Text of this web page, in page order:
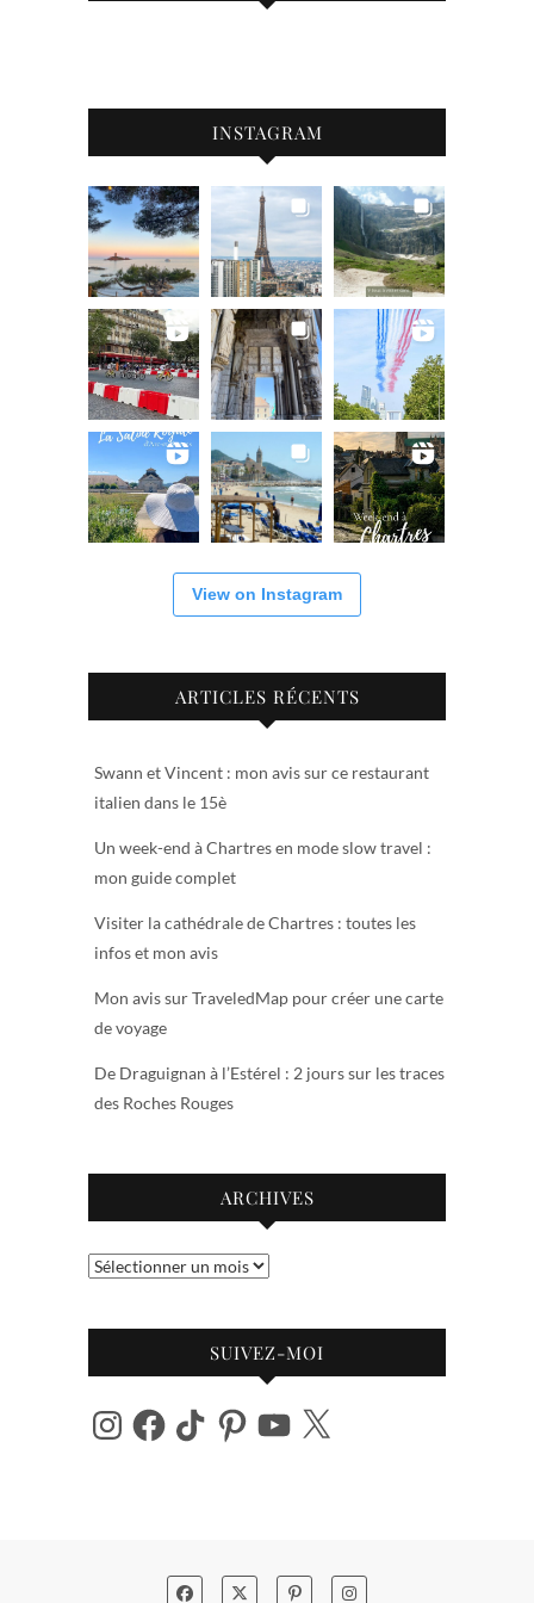
INSTAGRAM
View on Instagram
ARTICLES RÉCENTS
Swann et Vincent : mon avis sur ce restaurant
italien dans le 15è
Un week-end à Chartres en mode slow travel :
mon guide complet
Visiter la cathédrale de Chartres : toutes les
infos et mon avis
Mon avis sur TraveledMap pour créer une carte
de voyage
De Draguignan à l’Estérel : 2 jours sur les traces
des Roches Rouges
ARCHIVES
Archives
SUIVEZ-MOI
InstagramFacebook
TikTok PinterestYouTube
X